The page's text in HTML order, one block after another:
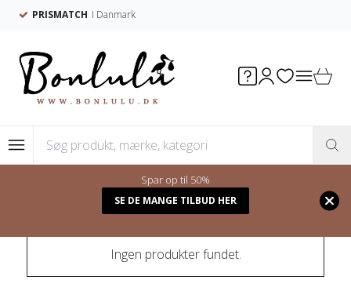
PRISMATCH I Danmark
Spar op til 50%
SE DE MANGE TILBUD HER
/ BØRNECYKLER
Ingen produkter fundet.